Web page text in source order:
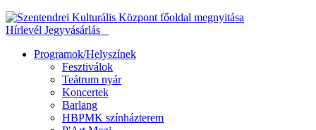
Hírlevél Jegyvásárlás
Programok/Helyszínek
Fesztiválok
Teátrum nyár
Koncertek
Barlang
HBPMK színházterem